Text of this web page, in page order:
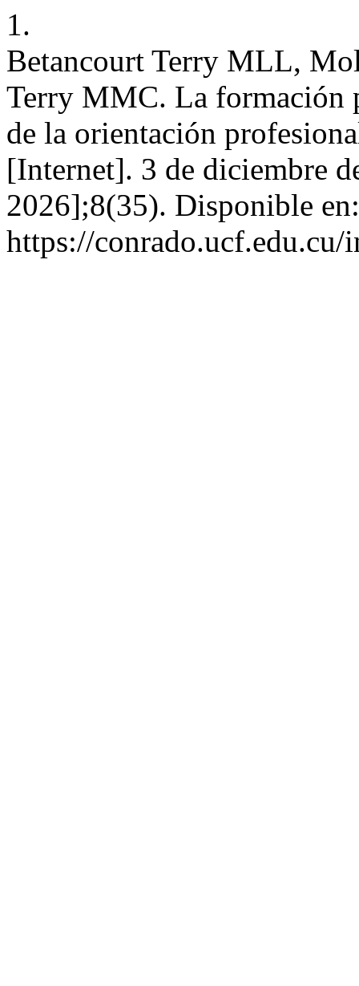
1.
Betancourt Terry MLL,
Terry MMC. La formación
de la orientación
[Internet]. 3 de diciembre
2026];8(35). Disponible en:
https://